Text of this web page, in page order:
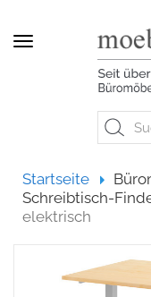
Navigation
Startseite
Schreibtisch-
elektrisch